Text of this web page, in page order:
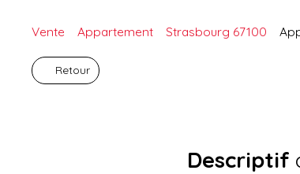
Vente Appartement Strasbourg 67100
Retour
Descriptif